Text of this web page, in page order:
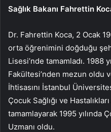
Sağlık Bakanı Fahrettin
Dr. Fahrettin Koca, 2 Ocak
orta öğrenimini doğduğu
Lisesi’nde tamamladı. 1988
Fakültesi’nden mezun oldu
İhtisasını İstanbul
Çocuk Sağlığı ve
tamamlayarak 1995 yılında
Uzmanı oldu.